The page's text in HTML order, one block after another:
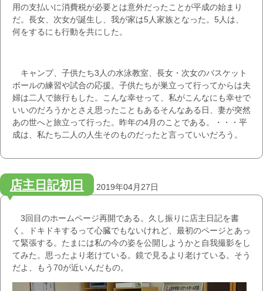
用の支払いに消費税が必要とは意外だったことが平成の始まり
だ。長女、次女が誕生し、我が家は5人家族となった。5人は、
何をするにも行動を共にした。
キャンプ、子供たち3人の水泳教室、長女・次女のバスケット
ボールの練習や試合の応援。子供たちが巣立って行ってからは夫
婦は二人で旅行もした。こんな幸せって、私がこんなにも幸せで
いいのだろうかとさえ思ったこともあるそんなある日、妻が突然
あの世へと旅立って行った。昨年の4月のことである。・・・平
成は、私たち二人の人生そのものだったと言っていいだろう。
店主日記初日 2019年04月27日
3回目のホームページ再開である。久し振りに店主日記を書
く。ドキドキするって心臓でもないけれど、最初のページとあっ
て緊張する。たまには私の今の姿を公開しようかと自我撮影をし
てみた。思ったより老けている。鏡で見るより老けている。そう
だよ、もう70が近いんだもの。